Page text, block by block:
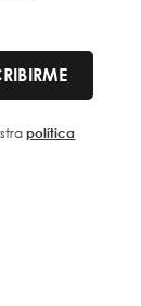
política